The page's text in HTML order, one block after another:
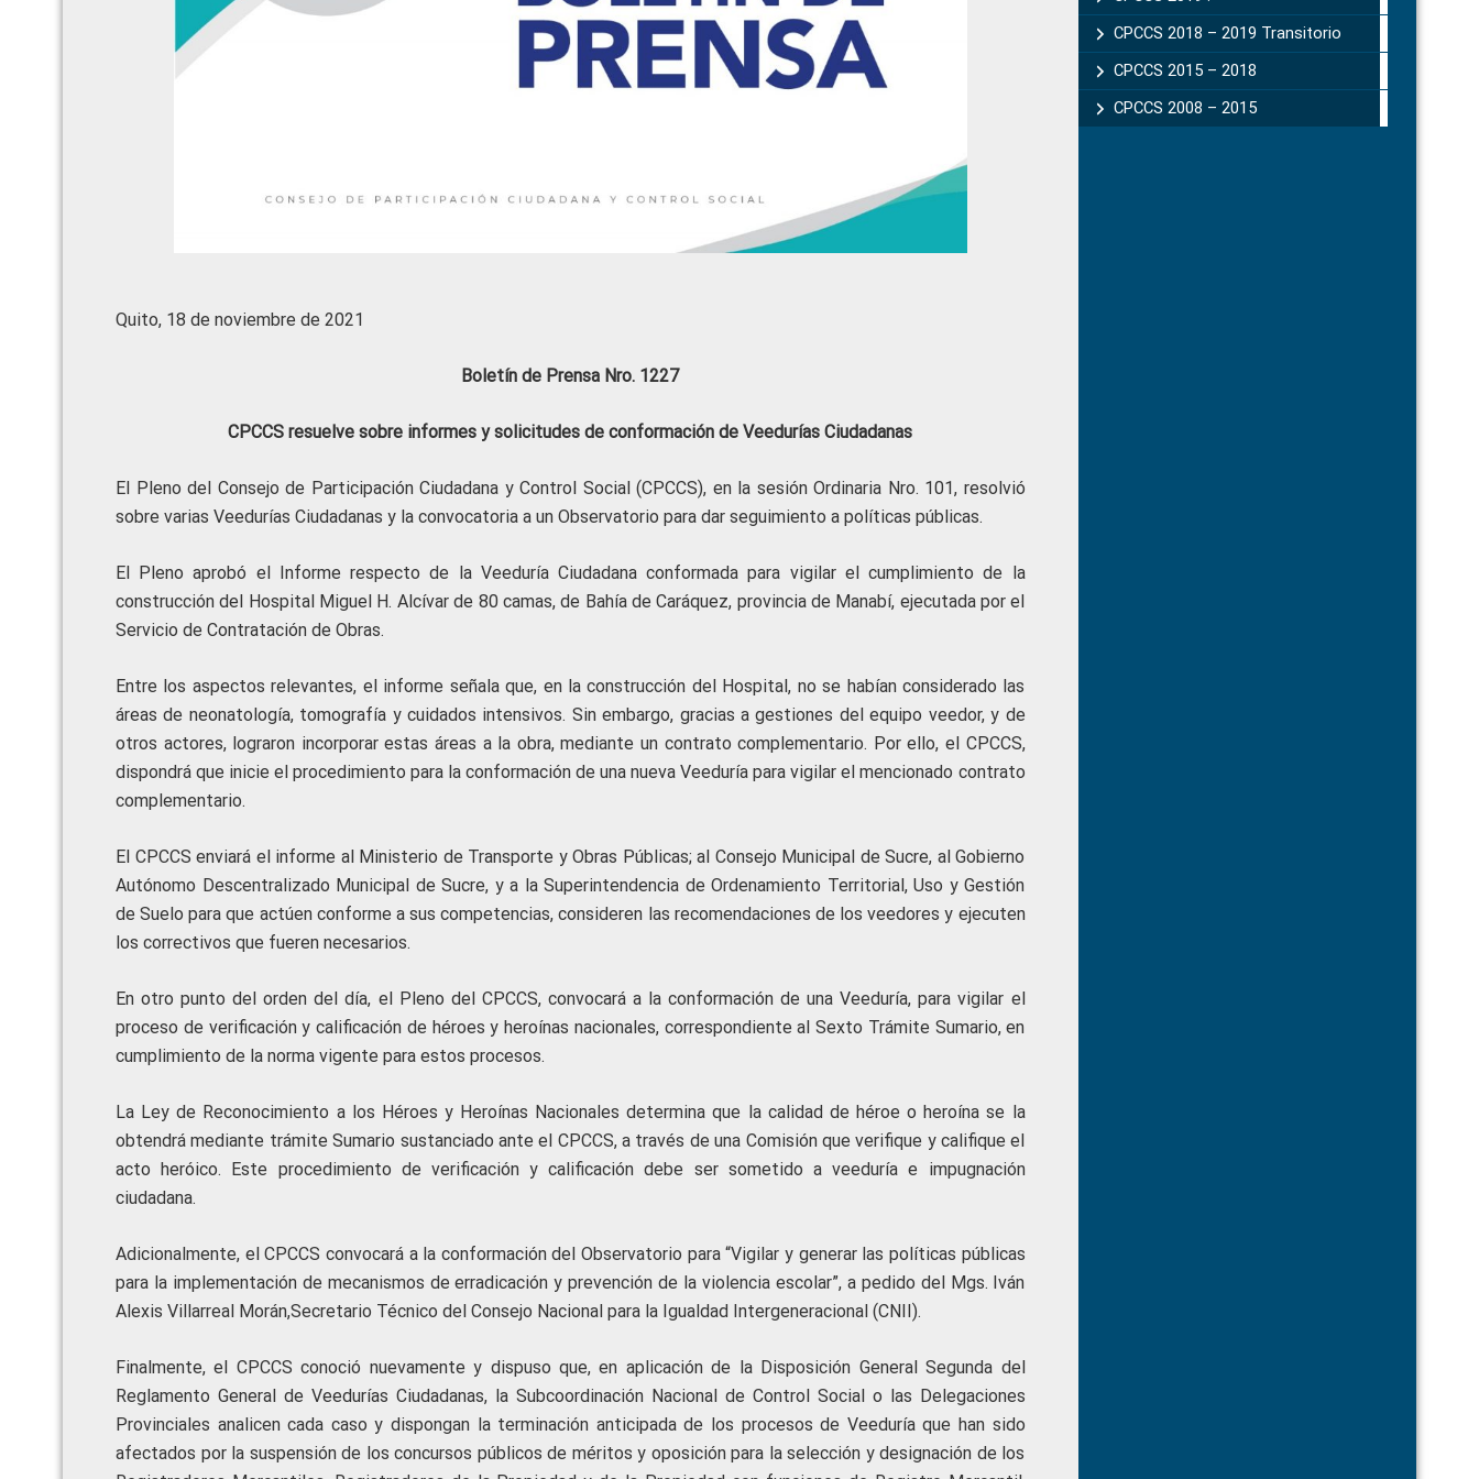
Quito, 18 de noviembre de 2021
Boletín de Prensa Nro. 1227
CPCCS resuelve sobre informes y solicitudes de conformación de Veedurías Ciudadanas
El Pleno del Consejo de Participación Ciudadana y Control Social (CPCCS), en la sesión Ordinaria Nro. 101, resolvió
sobre varias Veedurías Ciudadanas y la convocatoria a un Observatorio para dar seguimiento a políticas públicas.
El Pleno aprobó el Informe respecto de la Veeduría Ciudadana conformada para vigilar el cumplimiento de la
construcción del Hospital Miguel H. Alcívar de 80 camas, de Bahía de Caráquez, provincia de Manabí, ejecutada por el
Servicio de Contratación de Obras.
Entre los aspectos relevantes, el informe señala que, en la construcción del Hospital, no se habían considerado las
áreas de neonatología, tomografía y cuidados intensivos. Sin embargo, gracias a gestiones del equipo veedor, y de
otros actores, lograron incorporar estas áreas a la obra, mediante un contrato complementario. Por ello, el CPCCS,
dispondrá que inicie el procedimiento para la conformación de una nueva Veeduría para vigilar el mencionado contrato
complementario.
El CPCCS enviará el informe al Ministerio de Transporte y Obras Públicas; al Consejo Municipal de Sucre, al Gobierno
Autónomo Descentralizado Municipal de Sucre, y a la Superintendencia de Ordenamiento Territorial, Uso y Gestión
de Suelo para que actúen conforme a sus competencias, consideren las recomendaciones de los veedores y ejecuten
los correctivos que fueren necesarios.
En otro punto del orden del día, el Pleno del CPCCS, convocará a la conformación de una Veeduría, para vigilar el
proceso de verificación y calificación de héroes y heroínas nacionales, correspondiente al Sexto Trámite Sumario, en
cumplimiento de la norma vigente para estos procesos.
La Ley de Reconocimiento a los Héroes y Heroínas Nacionales determina que la calidad de héroe o heroína se la
obtendrá mediante trámite Sumario sustanciado ante el CPCCS, a través de una Comisión que verifique y califique el
acto heróico. Este procedimiento de verificación y calificación debe ser sometido a veeduría e impugnación
ciudadana.
Adicionalmente, el CPCCS convocará a la conformación del Observatorio para “Vigilar y generar las políticas públicas
para la implementación de mecanismos de erradicación y prevención de la violencia escolar”, a pedido del Mgs. Iván
Alexis Villarreal Morán,Secretario Técnico del Consejo Nacional para la Igualdad Intergeneracional (CNII).
Finalmente, el CPCCS conoció nuevamente y dispuso que, en aplicación de la Disposición General Segunda del
Reglamento General de Veedurías Ciudadanas, la Subcoordinación Nacional de Control Social o las Delegaciones
Provinciales analicen cada caso y dispongan la terminación anticipada de los procesos de Veeduría que han sido
afectados por la suspensión de los concursos públicos de méritos y oposición para la selección y designación de los
CPCCS 2018 – 2019 Transitorio
CPCCS 2015 – 2018
CPCCS 2008 – 2015